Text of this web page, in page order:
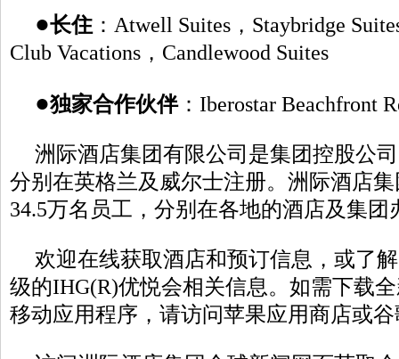
●长住 ：Atwell Suites，Staybridge
Club Vacations，Candlewood Suites
●独家合作伙伴：Iberostar Beachfront
洲际酒店集团有限公司是集团控股公
分别在英格兰及威尔士注册。洲际酒店
34.5万名员工，分别在各地的酒店及集团
欢迎在线获取酒店和预订信息，或了
级的IHG(R)优悦会相关信息。如需下载
移动应用程序，请访问苹果应用商店或